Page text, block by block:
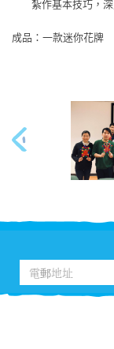
紮作基本技巧，
成品：一款迷你花牌